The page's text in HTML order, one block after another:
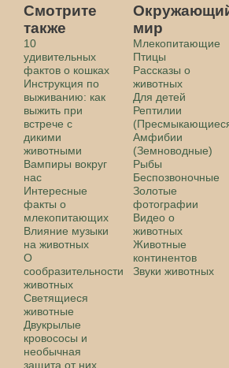
Смотрите
также
10
удивительных
фактов о кошках
Инструкция по
выживанию: как
выжить при
встрече с
дикими
животными
Вампиры вокруг
нас
Интересные
факты о
млекопитающих
Влияние музыки
на животных
О
сообразительности
животных
Светящиеся
животные
Двукрылые
кровососы и
необычная
защита от них
мир
Млекопитающие
Птицы
Рассказы о
животных
Для детей
Рептилии
Амфибии
(Земноводные)
Рыбы
Беспозвоночные
Золотые
фотографии
Видео о
животных
Животные
континентов
Звуки животных